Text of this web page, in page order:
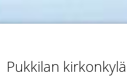
Pukkilan kirkonkylä